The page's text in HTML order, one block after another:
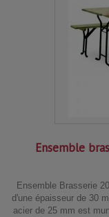
Ensemble
Ensemble Brasserie
d'une épaisseur de 30
acier de 25 mm est